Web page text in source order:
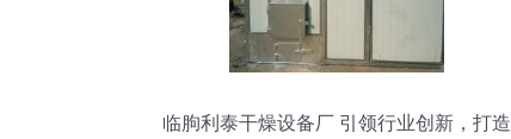
临朐利泰干燥设备厂 引领行业创新，打造